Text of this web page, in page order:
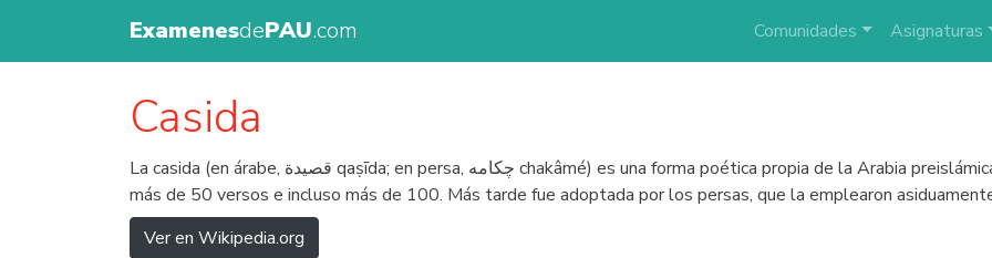
ExamenesdePAU.com Comunidades Asignaturas
Casida
La casida (en árabe, قصيدة qaṣīda; en persa, چكامه chakâmé) es una forma poética propia de la Arabia preislámica; se trataba de un género poético extenso, de
más de 50 versos e incluso más de 100. Más tarde fue adoptada por los persas, que la emplearon
Ver en Wikipedia.org